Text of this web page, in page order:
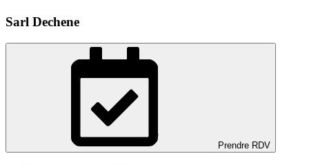
Sarl Dechene
Prendre RDV